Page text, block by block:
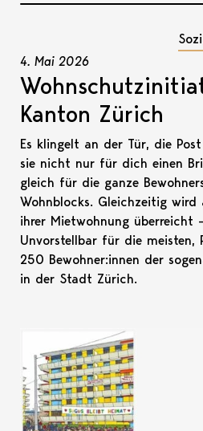
4. Mai 2026
Kanton Zürich
Es klingelt an der Tür, die
sie nicht nur für dich einen
gleich für die ganze
Wohnblocks. Gleichzeitig wird
ihrer Mietwohnung überreicht
Unvorstellbar für die
250 Bewohner:innen der
in der Stadt Zürich.